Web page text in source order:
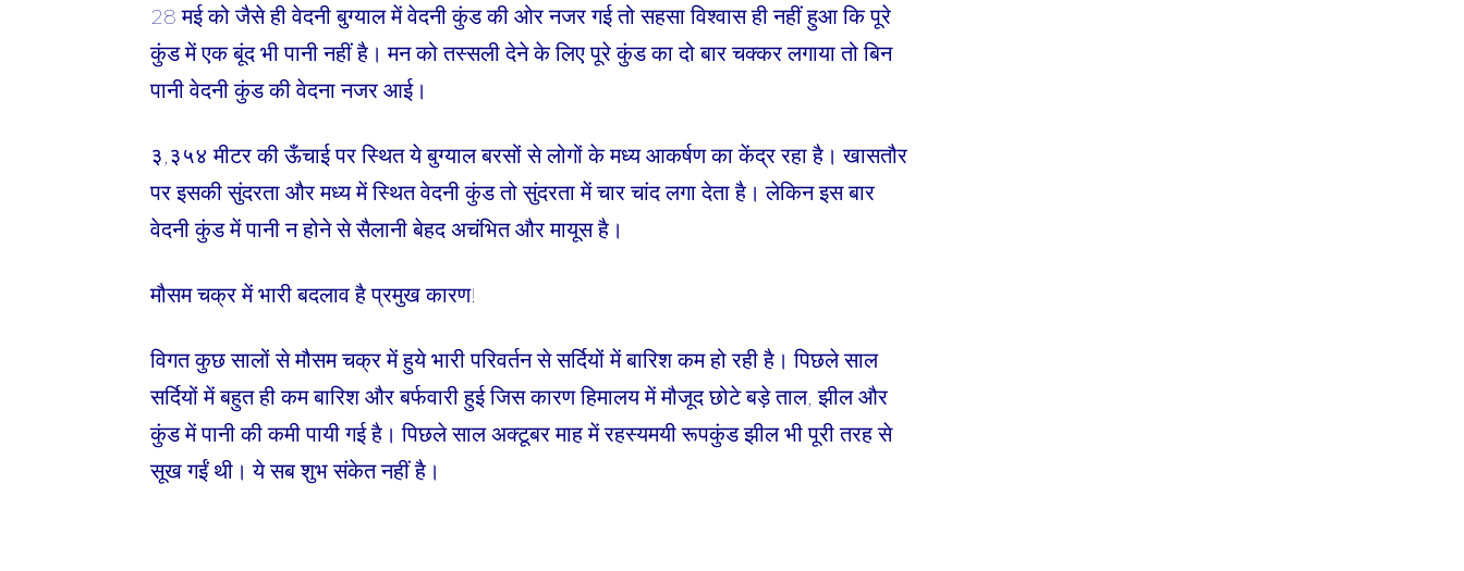
28 मई को जैसे ही वेदनी बुग्याल में वेदनी कुंड की ओर नजर गई तो सहसा विश्वास ही नहीं हुआ कि पूरे
कुंड में एक बूंद भी पानी नहीं है। मन को तस्सली देने के लिए पूरे कुंड का दो बार चक्कर लगाया तो बिन
पानी वेदनी कुंड की वेदना नजर आई।
३,३५४ मीटर की ऊँचाई पर स्थित ये बुग्याल बरसों से लोगों के मध्य आकर्षण का केंद्र रहा है। खासतौर
पर इसकी सुंदरता और मध्य में स्थित वेदनी कुंड तो सुंदरता में चार चांद लगा देता है। लेकिन इस बार
वेदनी कुंड में पानी न होने से सैलानी बेहद अचंभित और मायूस है।
मौसम चक्र में भारी बदलाव है प्रमुख कारण!
विगत कुछ सालों से मौसम चक्र में हुये भारी परिवर्तन से सर्दियों में बारिश कम हो रही है। पिछले साल
सर्दियों में बहुत ही कम बारिश और बर्फवारी हुई जिस कारण हिमालय में मौजूद छोटे बड़े ताल, झील और
कुंड में पानी की कमी पायी गई है। पिछले साल अक्टूबर माह में रहस्यमयी रूपकुंड झील भी पूरी तरह से
सूख गईं थी। ये सब शुभ संकेत नहीं है।